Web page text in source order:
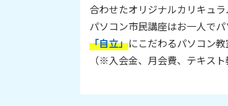
合わせたオリジナルカリキュラ
パソコン市民講座はお一人で
「自立」にこだわるパソコン教
（※入会金、月会費、テキスト